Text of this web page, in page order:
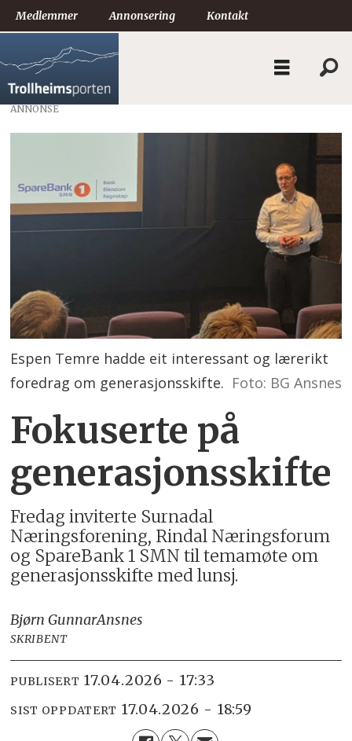
Medlemmer Annonsering Kontakt
ANNONSE
Espen Temre hadde eit interessant og lærerikt
foredrag om generasjonsskifte. Foto: BG Ansnes
Fokuserte på
generasjonsskifte
Fredag inviterte Surnadal
Næringsforening, Rindal Næringsforum
og SpareBank 1 SMN til temamøte om
generasjonsskifte med lunsj.
Bjørn GunnarAnsnes
SKRIBENT
PUBLISERT 17.04.2026 - 17:33
SIST OPPDATERT 17.04.2026 - 18:59